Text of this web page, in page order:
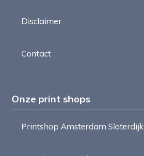
Disclaimer
Contact
Onze print shops
Printshop Amsterdam Sloterdijk